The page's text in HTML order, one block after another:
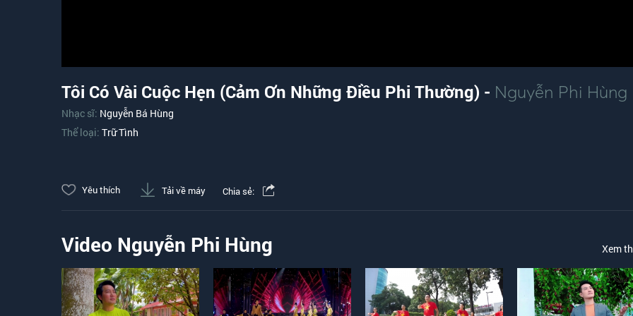
Tôi Có Vài Cuộc Hẹn (Cảm Ơn Những Điều Phi Thường) - Nguyễn Phi Hùng
Nhạc sĩ: Nguyễn Bá Hùng
Thể loại: Trữ Tình
Yêu thích Tải về máy Chia sẻ:
Video Nguyễn Phi Hùng Xem